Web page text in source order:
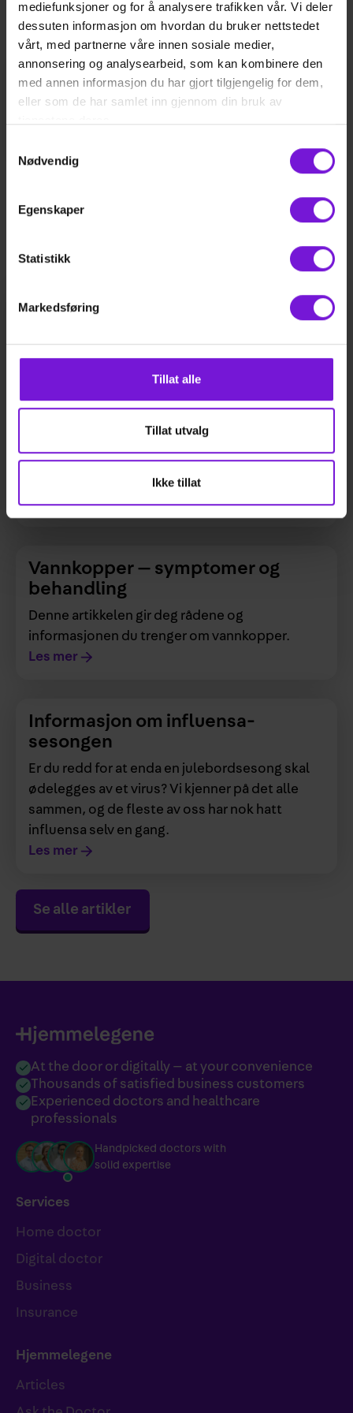
mediefunksjoner og for å analysere trafikken vår. Vi deler
dessuten informasjon om hvordan du bruker nettstedet
vårt, med partnerne våre innen sosiale medier,
annonsering og analysearbeid, som kan kombinere den
med annen informasjon du har gjort tilgjengelig for dem,
eller som de har samlet inn gjennom din bruk av
Nødvendig
Egenskaper
Statistikk
Markedsføring
Tillat alle
Tillat utvalg
Ikke tillat
Lege til deg, der du er
Åpent7-22alle dager
Snakk med lege nå
Videre lesning
Hva er HPV-virus og hvordan kan
HPV-viruset, eller humant papillomavirus, er en
gruppe virus som kan ramme både kvinner og
menn. I løpet av livet blir ca. 80 % smittet med
noen av dem kan føre til alvorlige
helseproblemer som kreft. Heldigvis finnes det
flere måter å forebygge HPV-infeksjoner på.
Les mer
Vannkopper — symptomer og
behandling
Denne artikkelen gir deg rådene og
informasjonen du trenger om vannkopper.
Les mer
Informasjon om influensa­
sesongen
Er du redd for at enda en julebordsesong skal
ødelegges av et virus? Vi kjenner på det alle
sammen, og de fleste av oss har nok hatt
influensa selv en gang.
Les mer
Se alle artikler
At the door or digitally — at your convenience
Thousands of satisfied business customers
Experienced doctors and healthcare
professionals
Handpicked doctors with
solid expertise
Services
Home doctor
Digital doctor
Business
Insurance
Hjemmelegene
Articles